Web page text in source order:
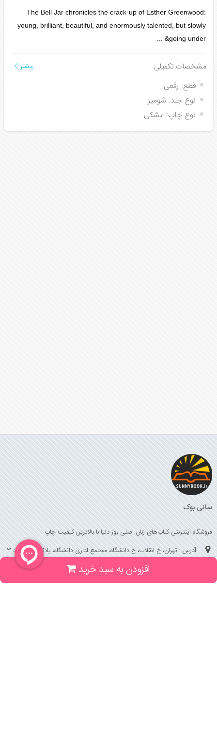
The Bell Jar chronicles the crack-up of Esther Greenwood:
young, brilliant, beautiful, and enormously talented, but slowly
going under&
مشخصات تکمیلی بیشتر
قطع: رقعی
نوع جلد: شومیز
نوع چاپ: مشکی
افزودن به سبد خرید
سانی بوک
فروشگاه اینترنتی کتاب‌های زبان اصلی روز دنیا با بالاترین کیفیت چاپ
آدرس : تهران، خ انقلاب، خ دانشگاه، مجتمع اداری دانشگاه، پلاک 158 واحد 3
(جهت خرید حضوری، تلفنی ، پیگیری سفارشات سایت با شماره تلفن 02166175070
تماس حاصل فرمایید)